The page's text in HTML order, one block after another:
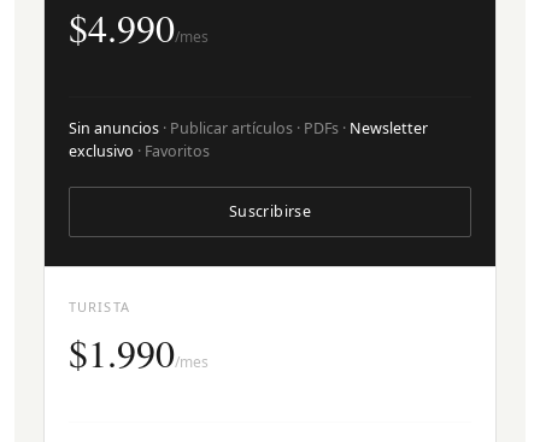
TURISTA
$1.990/mes
$4.990/mes
Sin anuncios · Publicar artículos · PDFs · Newsletter
exclusivo · Favoritos
Suscribirse